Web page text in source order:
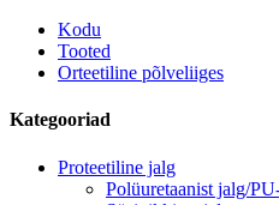
Kodu
Tooted
Orteetiline põlveliiges
Kategooriad
Proteetiline jalg
Polüuretaanist jalg/